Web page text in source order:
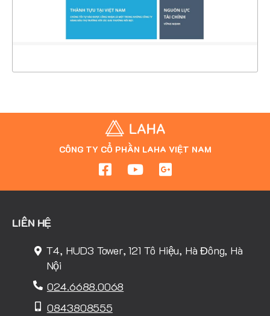
XEM THỰC TẾ
CÔNG TY CỔ PHẦN LAHA VIỆT NAM
LIÊN HỆ
T4, HUD3 Tower, 121 Tô Hiệu, Hà Đông, Hà
Nội
024.6688.0068
0843808555